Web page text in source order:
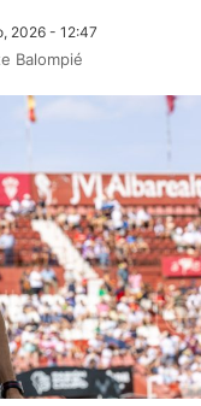
2026 - 12:47
Balompié